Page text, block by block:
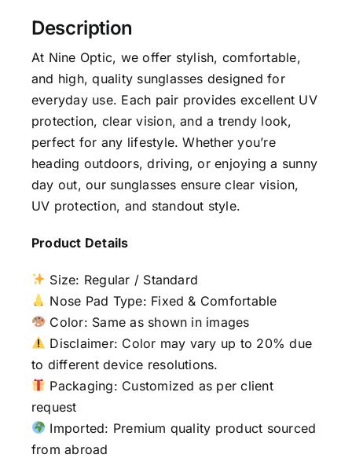
Description
At Nine Optic, we offer stylish, comfortable,
and high, quality sunglasses designed for
everyday use. Each pair provides excellent UV
protection, clear vision, and a trendy look,
perfect for any lifestyle. Whether you’re
heading outdoors, driving, or enjoying a sunny
day out, our sunglasses ensure clear vision,
UV protection, and standout style.
Product Details
Size: Regular / Standard
Nose Pad Type: Fixed & Comfortable
Color: Same as shown in images
Disclaimer: Color may vary up to 20% due
to different device resolutions.
Packaging: Customized as per client
request
Imported: Premium quality product sourced
from abroad